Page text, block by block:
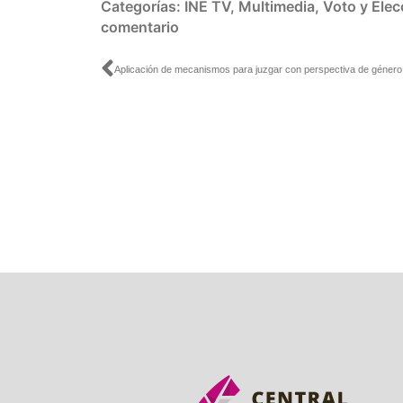
Categorías: INE TV, Multimedia, Voto y
comentario
Ant